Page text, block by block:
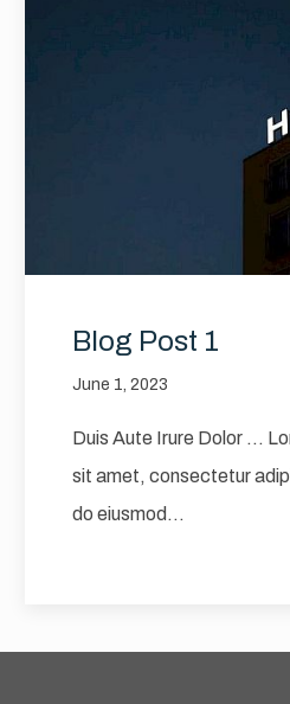
Blog Post 1
June 1, 2023
Duis Aute Irure Dolor …
sit amet, consectetur
do eiusmod…